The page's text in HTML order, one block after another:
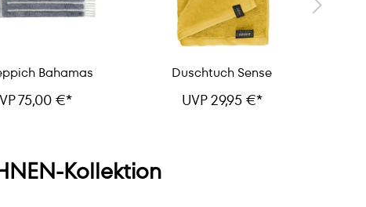
Bahamas
75,00 €*
Duschtuch Sense
UVP 29,95 €*
Kollektion